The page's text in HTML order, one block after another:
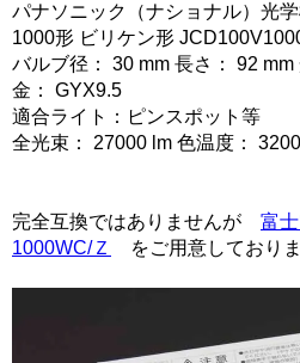
パナソニック（ナショナル）光
1000形 ビリケン形
バルブ径： 30 mm 長さ： 92
金： GYX9.5
適合ライト：ピンスポット等
全光束： 27000 lm 色温度：
完全互換ではありませんが 富
1000WC/Ｚ
をご用意しておりま